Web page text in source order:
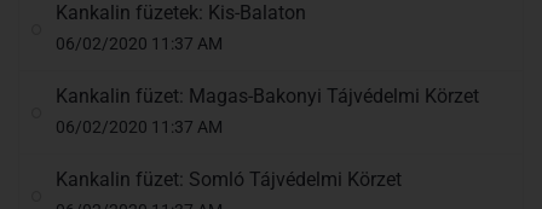
Kankalin füzetek: Kis-Balaton
06/02/2020 11:37 AM
Kankalin füzet: Magas-Bakonyi Tájvédelmi Körzet
06/02/2020 11:37 AM
Kankalin füzet: Somló Tájvédelmi Körzet